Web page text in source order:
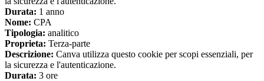
Durata: 1 anno
Nome: CPA
Tipologia: analitico
Proprieta: Terza-parte
Descrizione: Canva utilizza questo cookie per scopi essenziali, per
la sicurezza e l'autenticazione.
Durata: 3 ore